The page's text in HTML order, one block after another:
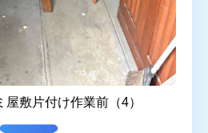
敷片付け作業前（4）